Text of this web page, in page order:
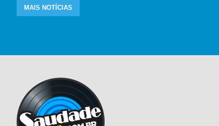
MAIS NOTÍCIAS